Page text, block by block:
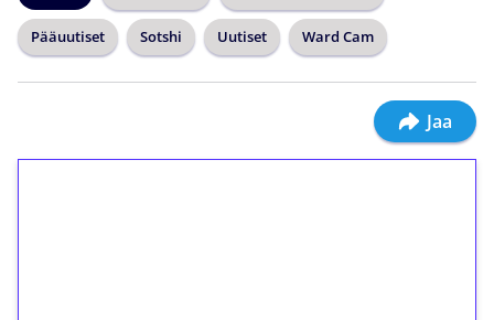
Pääuutiset Sotshi Uutiset Ward Cam
Jaa